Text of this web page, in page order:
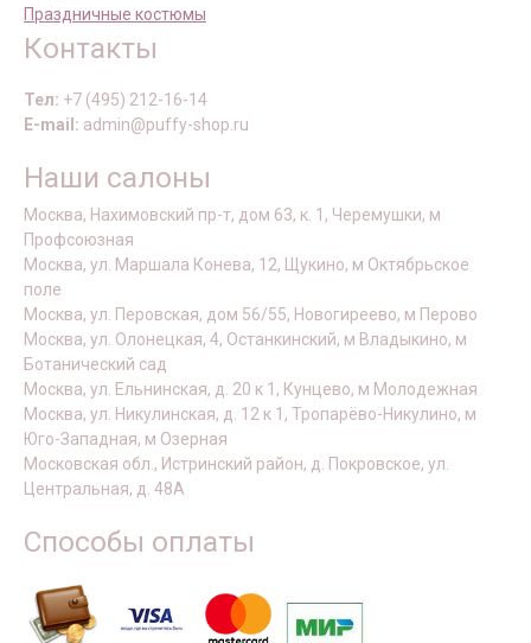
Праздничные костюмы
Контакты
Тел: +7 (495) 212-16-14
E-mail: admin@puffy-shop.ru
Наши салоны
Москва, Нахимовский пр-т, дом 63, к. 1, Черемушки, м
Профсоюзная
Москва, ул. Маршала Конева, 12, Щукино, м Октябрьское
поле
Москва, ул. Перовская, дом 56/55, Новогиреево, м Перово
Москва, ул. Олонецкая, 4, Останкинский, м Владыкино, м
Ботанический сад
Москва, ул. Ельнинская, д. 20 к 1, Кунцево, м Молодежная
Москва, ул. Никулинская, д. 12 к 1, Тропарёво-Никулино, м
Юго-Западная, м Озерная
Московская обл., Истринский район, д. Покровское, ул.
Центральная, д. 48А
Способы оплаты